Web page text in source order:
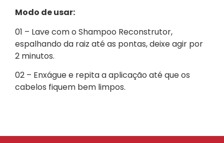
Modo de usar:
01 – Lave com o Shampoo Reconstrutor,
espalhando da raiz até as pontas, deixe agir por
2 minutos.
02 – Enxágue e repita a aplicação até que os
cabelos fiquem bem limpos.